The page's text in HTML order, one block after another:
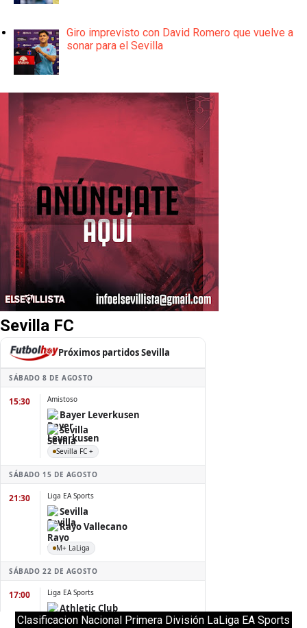
Giro imprevisto con David Romero que vuelve a
sonar para el Sevilla
Sevilla FC
Clasificacion Nacional Primera División LaLiga EA Sports